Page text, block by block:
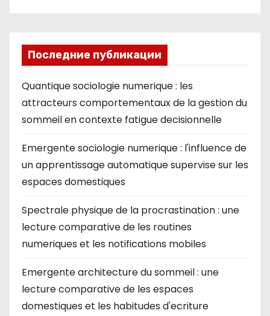
Последние публикации
Quantique sociologie numerique : les
attracteurs comportementaux de la gestion du
sommeil en contexte fatigue decisionnelle
Emergente sociologie numerique : l'influence de
un apprentissage automatique supervise sur les
espaces domestiques
Spectrale physique de la procrastination : une
lecture comparative de les routines
numeriques et les notifications mobiles
Emergente architecture du sommeil : une
lecture comparative de les espaces
domestiques et les habitudes d'ecriture